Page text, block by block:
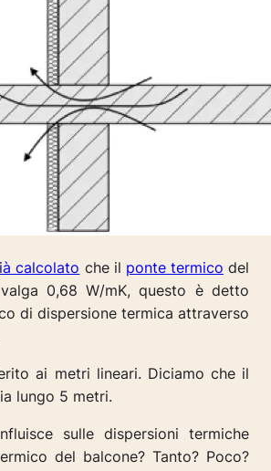
calcolato che il ponte termico del
0,68 W/mK, questo è detto
di dispersione termica attraverso
ai metri lineari. Diciamo che il
lungo 5 metri.
sulle dispersioni termiche
del balcone? Tanto? Poco?